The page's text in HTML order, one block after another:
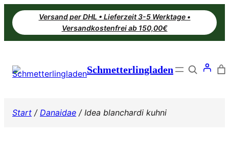
Zum
Inhalt
springen
Versand per DHL • Lieferzeit 3-5 Werktage •
Versandkostenfrei ab 150,00€
Schmetterlingladen Search
Start / Danaidae / Idea blanchardi kuhni